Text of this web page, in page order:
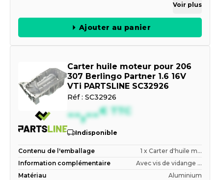
Voir plus
Ajouter au panier
Carter huile moteur pour 206
307 Berlingo Partner 1.6 16V
VTi PARTSLINE SC32926
Réf : SC32926
--,--€ TTC
Indisponible
Contenu de l'emballage
1 x Carter d'huile m...
Information complémentaire
Avec vis de vidange ...
Matériau
Aluminium